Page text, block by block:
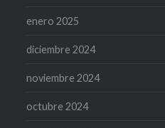
enero 2025
diciembre 2024
noviembre 2024
octubre 2024